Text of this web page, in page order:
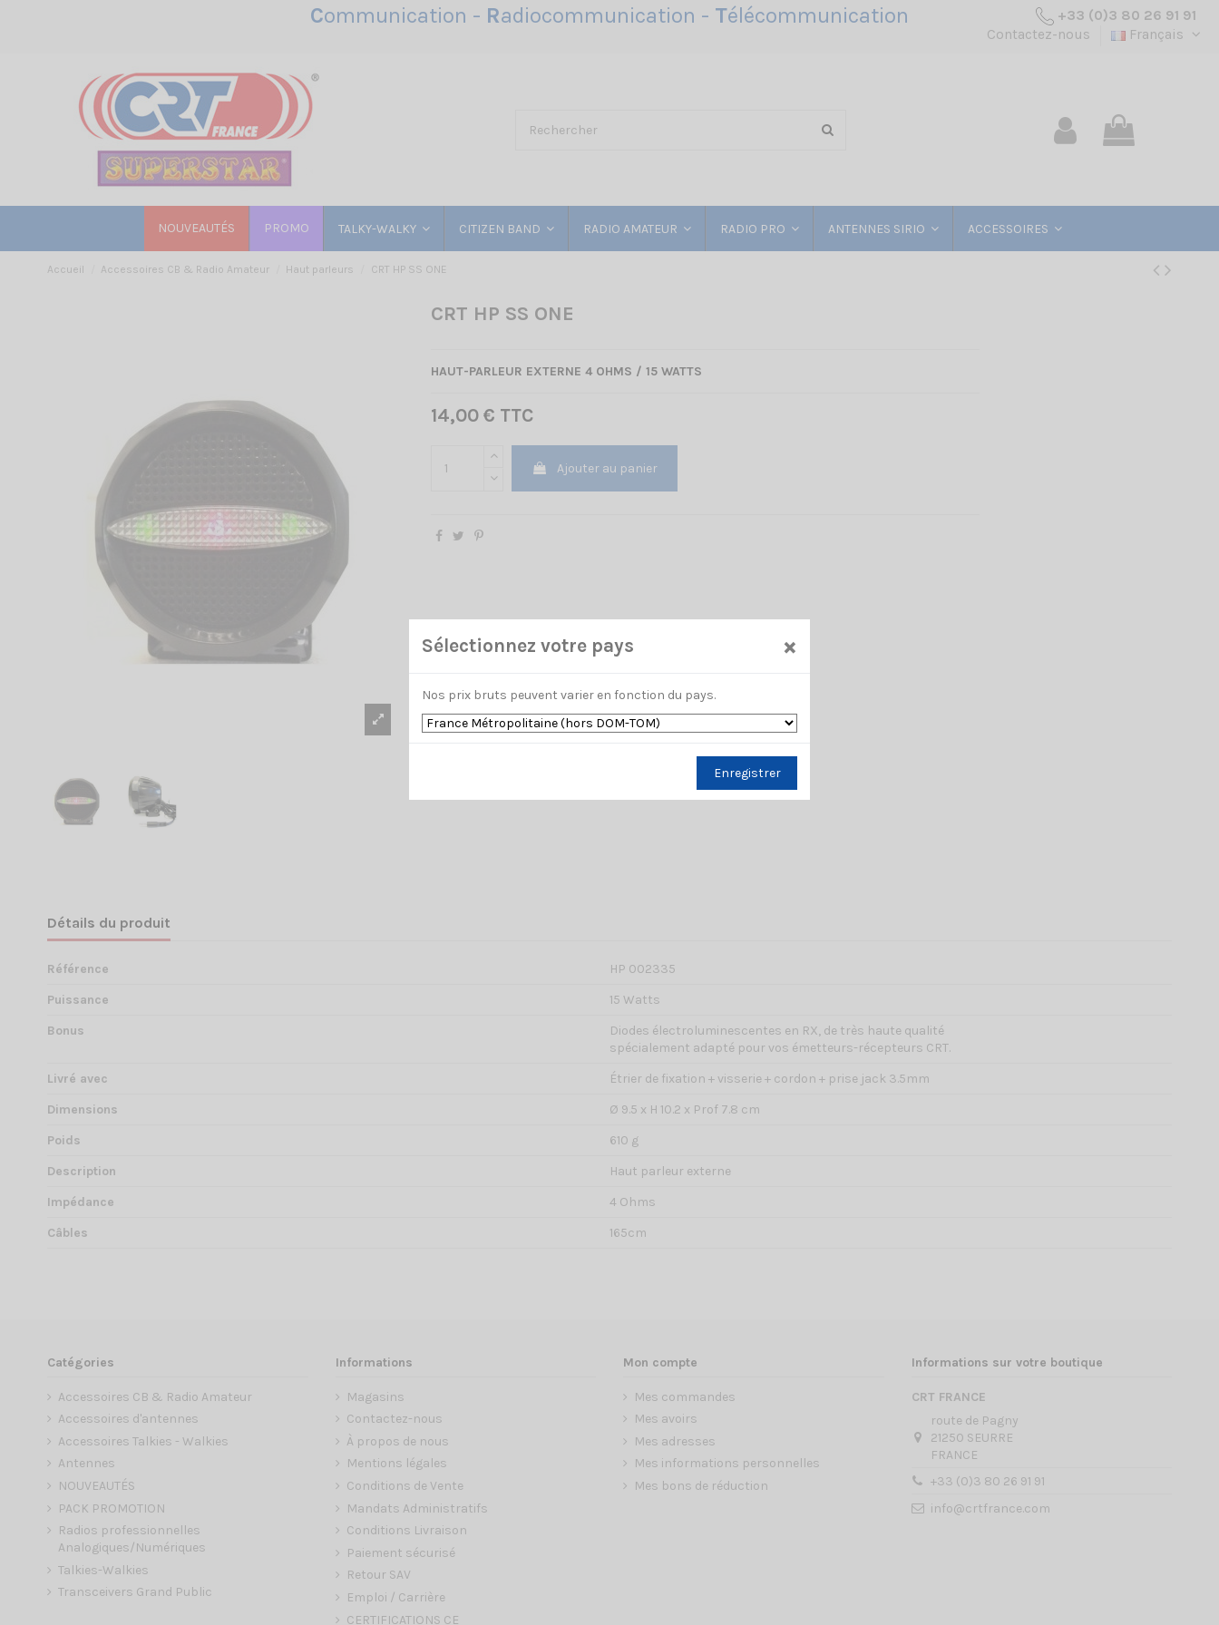
Communication - Radiocommunication - Télécommunication
+33 (0)3 80 26 91 91
Contactez-nous
Français
NOUVEAUTÉS PROMO TALKY-WALKY CITIZEN BAND RADIO AMATEUR RADIO PRO ANTENNES SIRIO ACCESSOIRES
Accueil Accessoires CB & Radio Amateur Haut parleurs CRT HP SS ONE
CRT HP SS ONE
HAUT-PARLEUR EXTERNE 4 OHMS / 15 WATTS
14,00 € TTC
Ajouter au panier
Détails du produit
Référence
HP 002335
Puissance
15 Watts
Bonus
Diodes électroluminescentes en RX, de très haute qualité
spécialement adapté pour vos émetteurs-récepteurs CRT.
Livré avec
Étrier de fixation + visserie + cordon + prise jack 3.5mm
Dimensions
Ø 9.5 x H 10.2 x Prof 7.8 cm
Poids
610 g
Description
Haut parleur externe
Impédance
4 Ohms
Câbles
165cm
Catégories
Accessoires CB & Radio Amateur
Accessoires d'antennes
Accessoires Talkies - Walkies
Antennes
NOUVEAUTÉS
PACK PROMOTION
Radios professionnelles
Analogiques/Numériques
Talkies-Walkies
Transceivers Grand Public
Informations
Magasins
Contactez-nous
À propos de nous
Mentions légales
Conditions de Vente
Mandats Administratifs
Conditions Livraison
Paiement sécurisé
Retour SAV
Emploi / Carrière
CERTIFICATIONS CE
Mon compte
Mes commandes
Mes avoirs
Mes adresses
Mes informations personnelles
Mes bons de réduction
Informations sur votre boutique
CRT FRANCE
route de Pagny
21250 SEURRE
FRANCE
+33 (0)3 80 26 91 91
info@crtfrance.com
Sélectionnez votre pays ×
Nos prix bruts peuvent varier en fonction du pays.
Enregistrer